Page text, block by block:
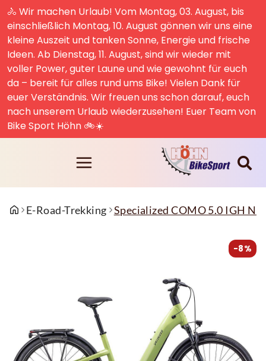
🚴 Wir machen Urlaub! Vom Montag, 03. August, bis
einschließlich Montag, 10. August gönnen wir uns eine
kleine Auszeit und tanken Sonne, Energie und frische
Ideen. Ab Dienstag, 11. August, sind wir wieder mit
voller Power, guter Laune und wie gewohnt für euch
da – bereit für alles rund ums Bike! Vielen Dank für
euer Verständnis. Wir freuen uns schon darauf, euch
nach unserem Urlaub wiederzusehen! Euer Team von
Bike Sport Höhn 🚲☀️
E-Road-Trekking Specialized COMO 5.0 IGH
-8%